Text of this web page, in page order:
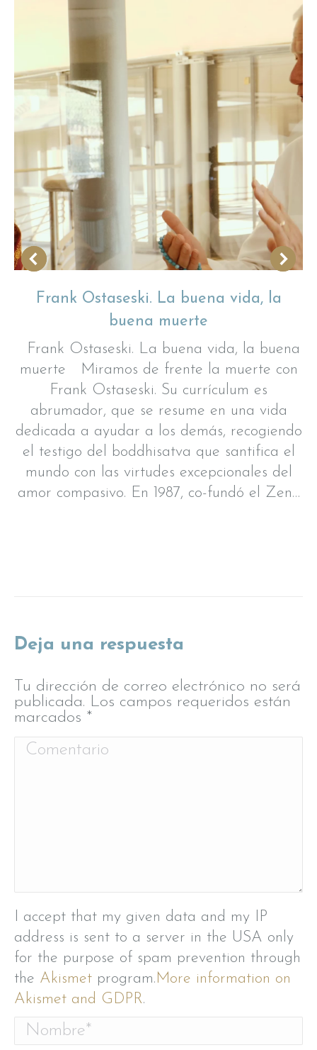
Frank Ostaseski. La buena vida, la
buena muerte
Frank Ostaseski. La buena vida, la buena
muerte Miramos de frente la muerte con
Frank Ostaseski. Su currículum es
abrumador, que se resume en una vida
dedicada a ayudar a los demás, recogiendo
el testigo del boddhisatva que santifica el
mundo con las virtudes excepcionales del
amor compasivo. En 1987, co-fundó el Zen…
Deja una respuesta
Tu dirección de correo electrónico no será
publicada. Los campos requeridos están
marcados *
Comentario
I accept that my given data and my IP
address is sent to a server in the USA only
for the purpose of spam prevention through
the Akismet program. More information on
Akismet and GDPR.
Nombre *